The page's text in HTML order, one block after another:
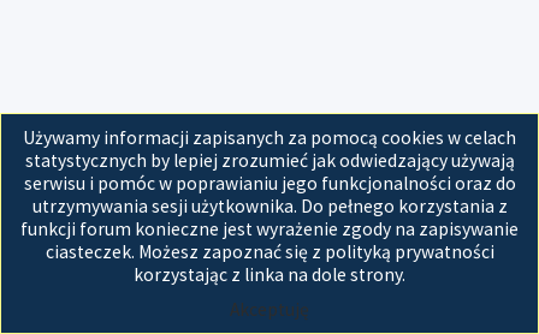
Używamy informacji zapisanych za pomocą cookies w celach
statystycznych by lepiej zrozumieć jak odwiedzający używają
serwisu i pomóc w poprawianiu jego funkcjonalności oraz do
utrzymywania sesji użytkownika. Do pełnego korzystania z
funkcji forum konieczne jest wyrażenie zgody na zapisywanie
ciasteczek. Możesz zapoznać się z polityką prywatności
korzystając z linka na dole strony.
Akceptuję